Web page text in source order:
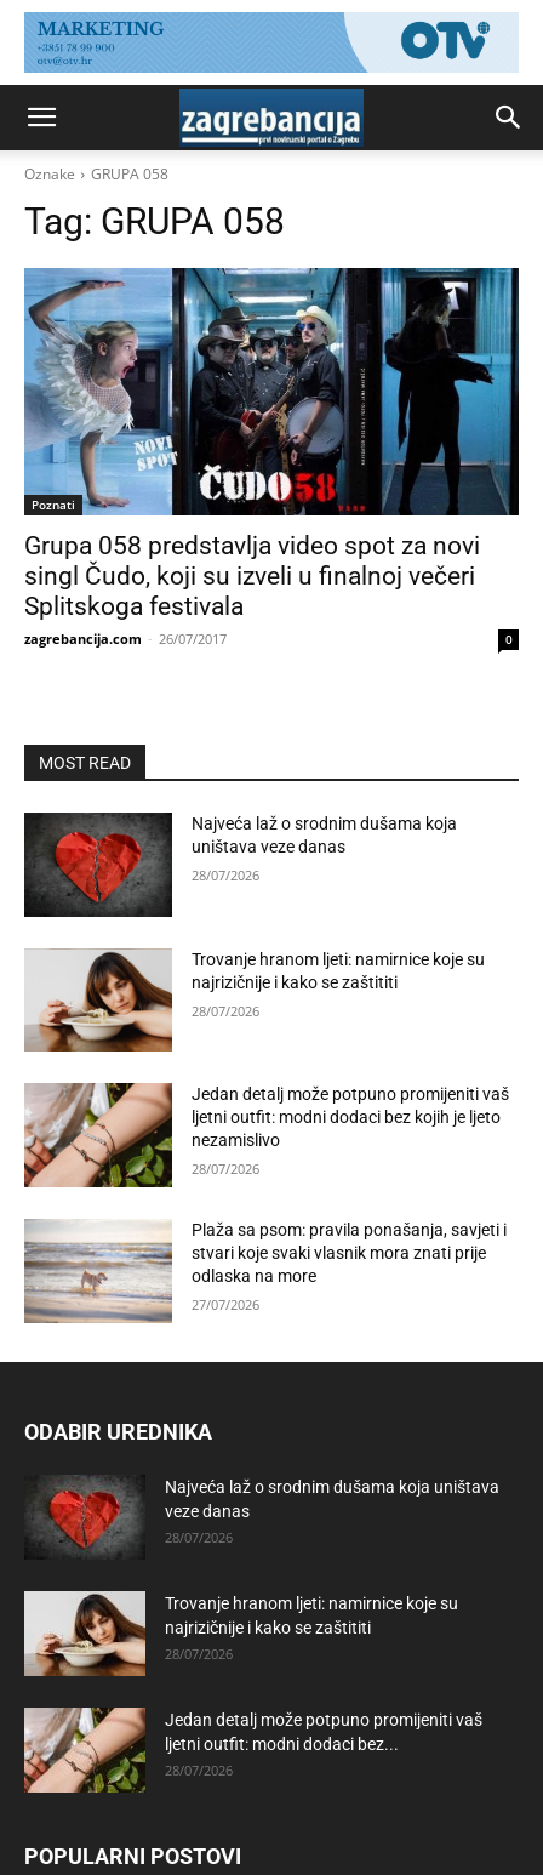
Oznake GRUPA 058
Tag: GRUPA 058
Poznati
Grupa 058 predstavlja video spot za novi
singl Čudo, koji su izveli u finalnoj večeri
Splitskoga festivala
zagrebancija.com - 26/07/2017 0
MOST READ
Najveća laž o srodnim dušama koja
uništava veze danas
28/07/2026
Trovanje hranom ljeti: namirnice koje su
najrizičnije i kako se zaštititi
28/07/2026
Jedan detalj može potpuno promijeniti vaš
ljetni outfit: modni dodaci bez kojih je ljeto
nezamislivo
28/07/2026
Plaža sa psom: pravila ponašanja, savjeti i
stvari koje svaki vlasnik mora znati prije
odlaska na more
27/07/2026
ODABIR UREDNIKA
Najveća laž o srodnim dušama koja uništava
veze danas
28/07/2026
Trovanje hranom ljeti: namirnice koje su
najrizičnije i kako se zaštititi
28/07/2026
Jedan detalj može potpuno promijeniti vaš
ljetni outfit: modni dodaci bez...
28/07/2026
POPULARNI POSTOVI